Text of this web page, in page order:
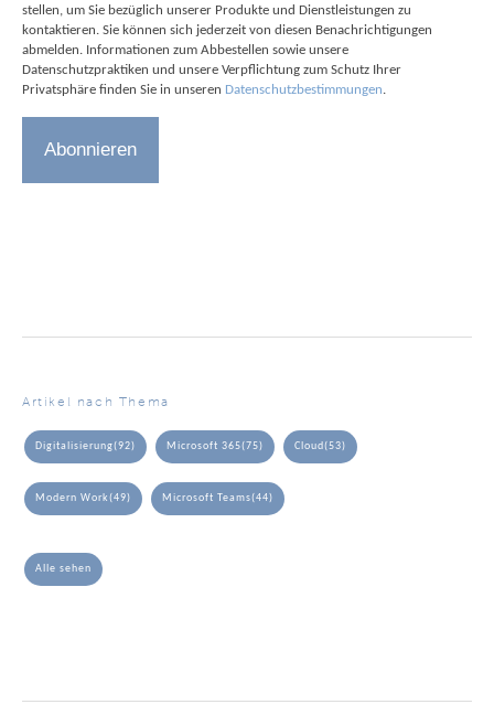
stellen, um Sie bezüglich unserer Produkte und Dienstleistungen zu
kontaktieren. Sie können sich jederzeit von diesen Benachrichtigungen
abmelden. Informationen zum Abbestellen sowie unsere
Datenschutzpraktiken und unsere Verpflichtung zum Schutz Ihrer
Privatsphäre finden Sie in unseren Datenschutzbestimmungen.
Artikel nach Thema
Digitalisierung(92) Microsoft 365(75) Cloud(53)
Modern Work(49) Microsoft Teams(44)
Alle sehen